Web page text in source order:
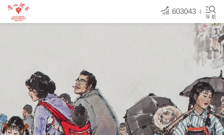
603043
导 航